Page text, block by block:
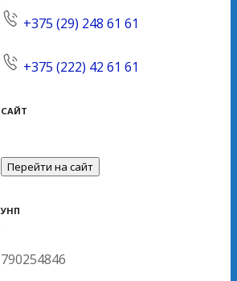
+375 (29) 248 61 61
+375 (222) 42 61 61
САЙТ
Перейти на сайт
УНП
790254846